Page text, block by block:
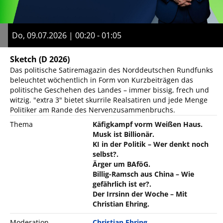
Do, 09.07.2026 | 00:20 - 01:05
Sketch (D 2026)
Das politische Satiremagazin des Norddeutschen Rundfunks
beleuchtet wöchentlich in Form von Kurzbeiträgen das
politische Geschehen des Landes – immer bissig, frech und
witzig. "extra 3" bietet skurrile Realsatiren und jede Menge
Politiker am Rande des Nervenzusammenbruchs.
Thema
Käfigkampf vorm Weißen Haus.
Musk ist Billionär.
KI in der Politik – Wer denkt noch
selbst?.
Ärger um BAföG.
Billig-Ramsch aus China – Wie
gefährlich ist er?.
Der Irrsinn der Woche – Mit
Christian Ehring.